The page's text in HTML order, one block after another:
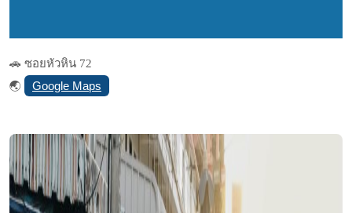
🚗 ซอยหัวหิน 72
🌏
Google Maps